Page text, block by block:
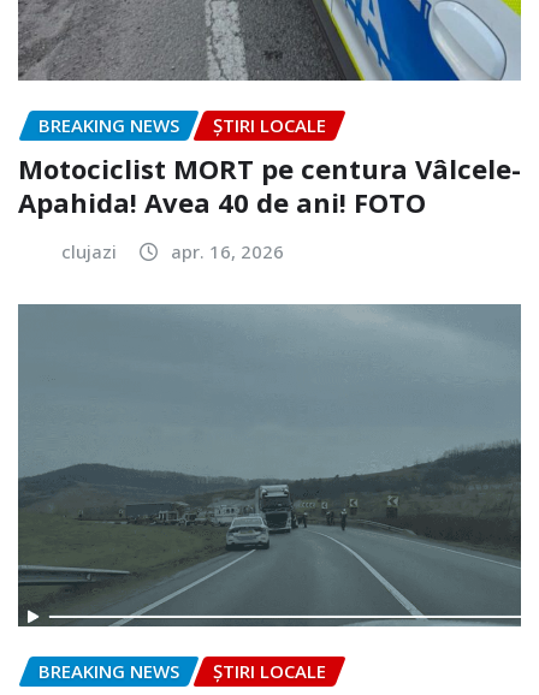
BREAKING NEWS ȘTIRI LOCALE
Motociclist MORT pe centura Vâlcele-
Apahida! Avea 40 de ani! FOTO
clujazi apr. 16, 2026
BREAKING NEWS ȘTIRI LOCALE